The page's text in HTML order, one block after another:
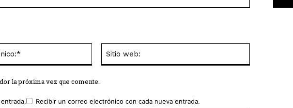
electrónico:*
la próxima vez que comente.
Recibir un correo electrónico con cada nueva entrada.